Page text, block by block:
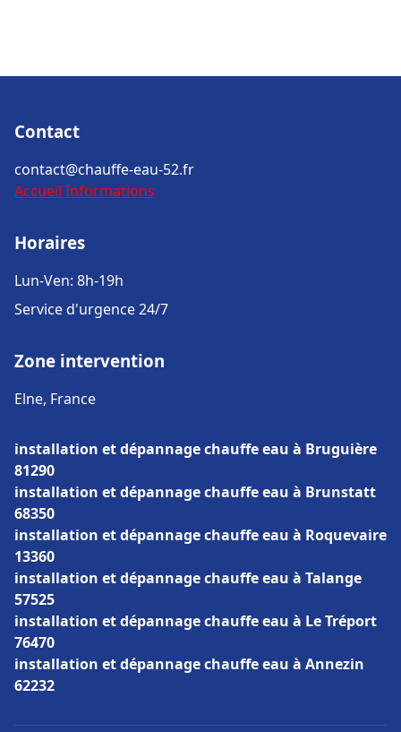
Contact
contact@chauffe-eau-52.fr
Accueil Informations
Horaires
Lun-Ven: 8h-19h
Service d'urgence 24/7
Zone intervention
Elne, France
installation et dépannage chauffe eau à Bruguière
81290
installation et dépannage chauffe eau à Brunstatt
68350
installation et dépannage chauffe eau à Roquevaire
13360
installation et dépannage chauffe eau à Talange
57525
installation et dépannage chauffe eau à Le Tréport
76470
installation et dépannage chauffe eau à Annezin
62232